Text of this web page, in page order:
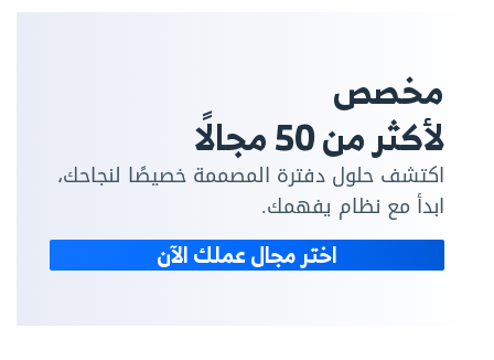
مخصص
لأكثر من 50 مجالًا
اكتشف حلول دفترة المصممة خصيصًا لنجاحك،
ابدأ مع نظام يفهمك.
اختر مجال عملك الآن